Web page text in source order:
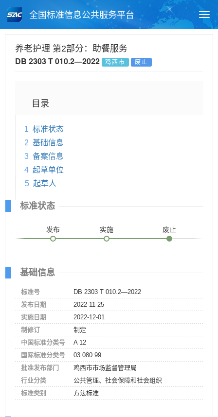
全国标准信息公共服务平台
月报查询 标准公告查询
养老护理 第2部分：助餐服务
DB 2303 T 010.2—2022 鸡西市 废止
目录
1 标准状态
2 基础信息
3 备案信息
4 起草单位
5 起草人
标准状态
发布 实施 废止
基础信息
标准号
DB 2303 T 010.2—2022
发布日期
2022-11-25
实施日期
2022-12-01
制修订
制定
中国标准分类号
A 12
国际标准分类号
03.080.99
批准发布部门
鸡西市市场监督管理局
行业分类
公共管理、社会保障和社会组织
标准类别
方法标准